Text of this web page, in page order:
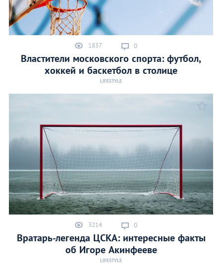
1837 0
Властители московского спорта: футбол,
хоккей и баскетбол в столице
LIFESTYLE
3214 0
Вратарь-легенда ЦСКА: интересные факты
об Игоре Акинфееве
LIFESTYLE